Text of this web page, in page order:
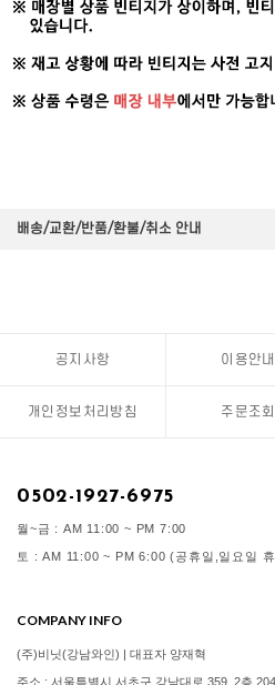
배송/교환/반품/환불/취소 안내
공지사항 이용안내
개인정보처리방침 주문조회
0502-1927-6975
월~금 : AM 11:00 ~ PM 7:00
토 : AM 11:00 ~ PM 6:00 (공휴일,일요일
COMPANY INFO
(주)비닛(강남와인) | 대표자 양재혁
주소 : 서울특별시 서초구 강남대로 359, 2층